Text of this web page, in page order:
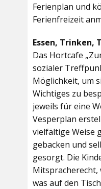
Ferienplan und
Ferienfreizeit
Essen, Trinken,
Das Hortcafe
sozialer
Möglichkeit, um
Wichtiges zu
jeweils für eine
Vesperplan
vielfältige Weise
gebacken und
gesorgt. Die
Mitspracherecht,
was auf den